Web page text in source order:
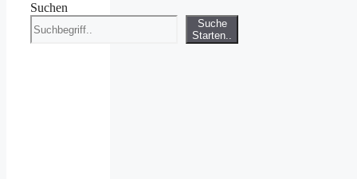
Suchen
Suche
Starten..